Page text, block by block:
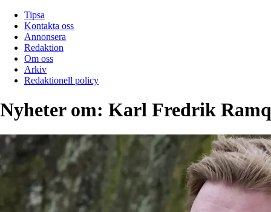
Tipsa
Kontakta oss
Annonsera
Redaktion
Om oss
Arkiv
Redaktionell policy
Nyheter om: Karl Fredrik